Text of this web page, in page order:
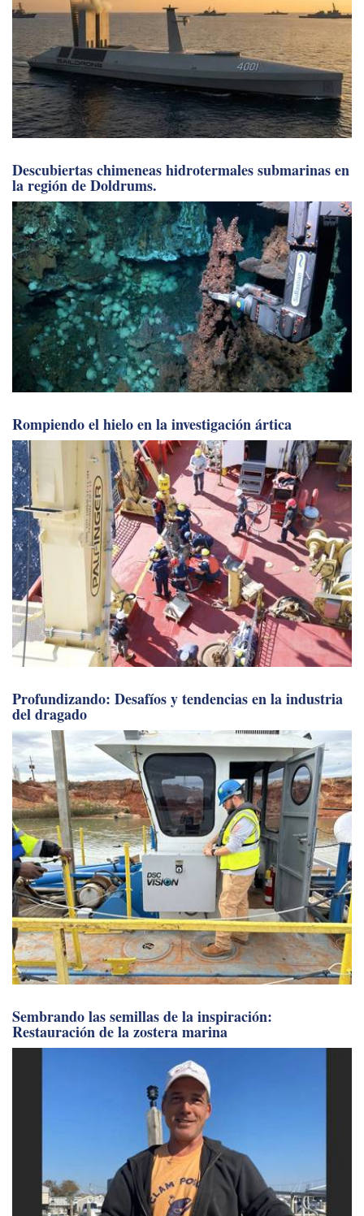
Descubiertas chimeneas hidrotermales submarinas en
la región de Doldrums.
Rompiendo el hielo en la investigación ártica
Profundizando: Desafíos y tendencias en la industria
del dragado
Sembrando las semillas de la inspiración:
Restauración de la zostera marina